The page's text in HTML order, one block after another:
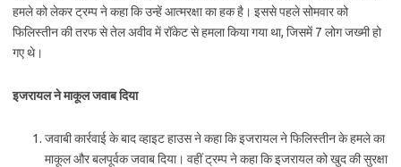
हमले को लेकर ट्रम्प ने कहा कि उन्हें आत्मरक्षा का हक है। इससे पहले सोमवार को
फिलिस्तीन की तरफ से तेल अवीव में रॉकेट से हमला किया गया था, जिसमें 7 लोग जख्मी हो
गए थे।
इजरायल ने माकूल जवाब दिया
जवाबी कार्रवाई के बाद व्हाइट हाउस ने कहा कि इजरायल ने फिलिस्तीन के हमले का
माकूल और बलपूर्वक जवाब दिया। वहीं ट्रम्प ने कहा कि इजरायल को खुद की सुरक्षा